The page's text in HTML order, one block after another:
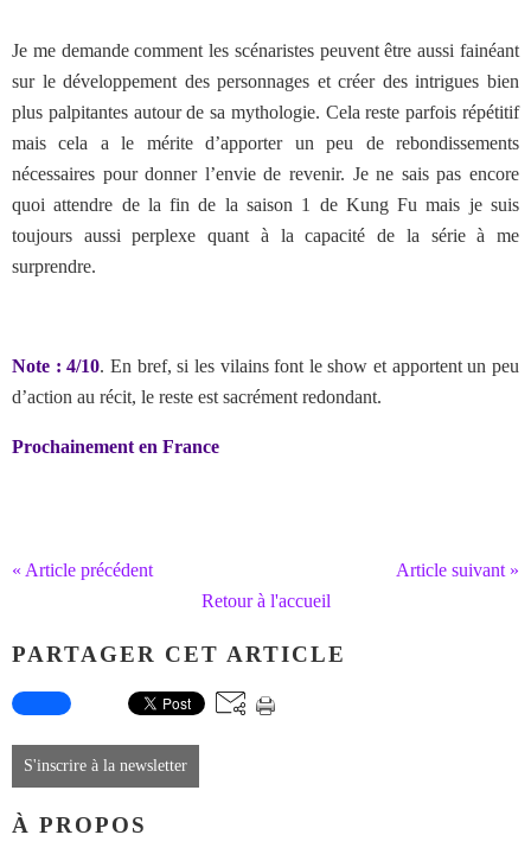
Je me demande comment les scénaristes peuvent être aussi fainéant
sur le développement des personnages et créer des intrigues bien
plus palpitantes autour de sa mythologie. Cela reste parfois répétitif
mais cela a le mérite d’apporter un peu de rebondissements
nécessaires pour donner l’envie de revenir. Je ne sais pas encore
quoi attendre de la fin de la saison 1 de Kung Fu mais je suis
toujours aussi perplexe quant à la capacité de la série à me
surprendre.
Note : 4/10. En bref, si les vilains font le show et apportent un peu
d’action au récit, le reste est sacrément redondant.
Prochainement en France
« Article précédent
Article suivant »
Retour à l'accueil
PARTAGER CET ARTICLE
S'inscrire à la newsletter
À PROPOS